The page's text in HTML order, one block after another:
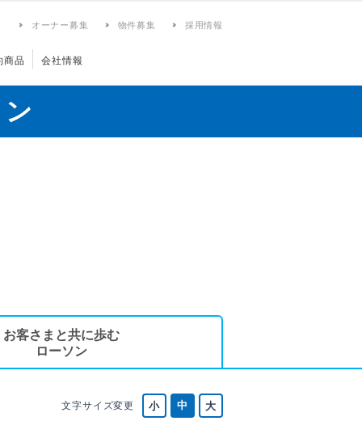
オーナー募集 物件募集 採用情報
商品 会社情報
お客さまと共に歩む
ローソン
文字サイズ変更